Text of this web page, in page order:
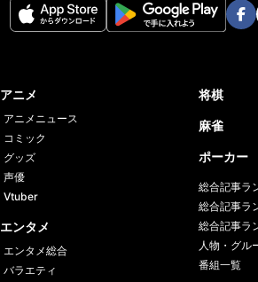
アニメ
アニメニュース
コミック
グッズ
声優
Vtuber
エンタメ
エンタメ総合
バラエティ
将棋
麻雀
ポーカー
総合記事ラ
総合記事ラ
総合記事ラ
人物・グル
番組一覧